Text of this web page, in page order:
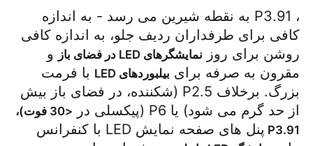
، P3.91 به نقطه شیرین می رسد - به اندازه
کافی برای طرفداران ردیف جلو، به اندازه کافی
روشن برای روز
نمایشگرهای LED در فضای باز
و
مقرون به صرفه برای بیلبوردهای LED
با فرمت
بزرگ. برخلاف P2.5 (شکننده، در فضای باز بیش
از حد گرم می شود) یا P6 (پیکسلی در
<30 فوت)،
P3.91
پنل های صفحه نمایش LED با کنفرانس